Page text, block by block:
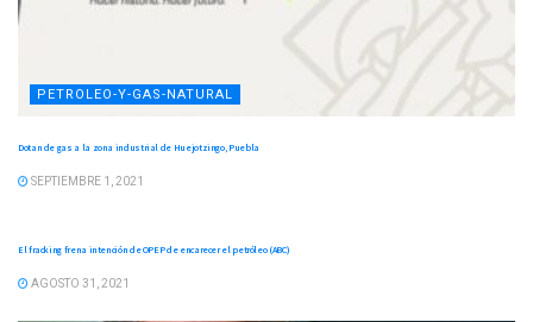
PETROLEO-Y-GAS-NATURAL
Dotan de gas a la zona industrial de Huejotzingo, Puebla
SEPTIEMBRE 1, 2021
El fracking frena intención de OPEP de encarecer el petróleo (ABC)
AGOSTO 31, 2021